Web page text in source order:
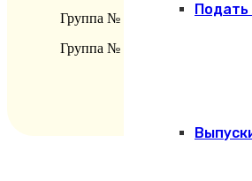
Группа № 5 – с 18.02.2019 г. по
Группа № 6 – с 18.03.2019 г. по